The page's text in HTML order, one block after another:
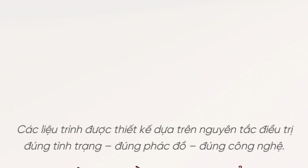
Các liệu trình được thiết kế dựa trên nguyên tắc điều trị
đúng tình trạng – đúng phác đồ – đúng công nghệ.